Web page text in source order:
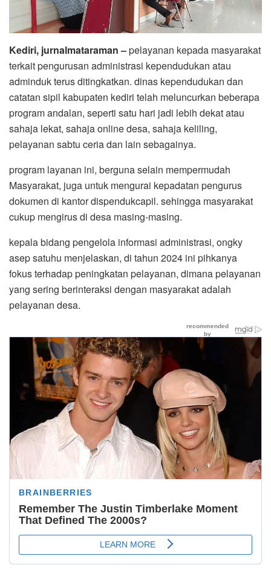
Kediri, jurnalmataraman –pelayanan kepada masyarakat
terkait pengurusan administrasi kependudukan atau
adminduk terus ditingkatkan. dinas kependudukan dan
catatan sipil kabupaten kediri telah meluncurkan beberapa
program andalan, seperti satu hari jadi lebih dekat atau
sahaja lekat, sahaja online desa, sahaja keliling,
pelayanan sabtu ceria dan lain sebagainya.
program layanan ini, berguna selain mempermudah
Masyarakat, juga untuk mengurai kepadatan pengurus
dokumen di kantor dispendukcapil. sehingga masyarakat
cukup mengirus di desa masing-masing.
kepala bidang pengelola informasi administrasi, ongky
asep satuhu menjelaskan, di tahun 2024 ini pihkanya
fokus terhadap peningkatan pelayanan, dimana pelayanan
yang sering berinteraksi dengan masyarakat adalah
pelayanan desa.